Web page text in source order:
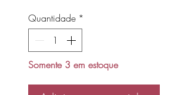
Quantidade *
Somente 3 em estoque